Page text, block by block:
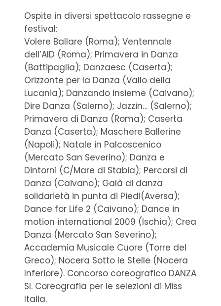
Ospite in diversi spettacolo rassegne e
festival:
Volere Ballare (Roma); Ventennale
dell’AID (Roma); Primavera in Danza
(Battipaglia); Danzaesc (Caserta);
Orizzonte per la Danza (Vallo della
Lucania); Danzando insieme (Caivano);
Dire Danza (Salerno); Jazzin… (Salerno);
Primavera di Danza (Roma); Caserta
Danza (Caserta); Maschere Ballerine
(Napoli); Natale in Palcoscenico
(Mercato San Severino); Danza e
Dintorni (C/Mare di Stabia); Percorsi di
Danza (Caivano); Galà di danza
solidarietà in punta di Piedi(Aversa);
Dance for Life 2 (Caivano); Dance in
motion international 2009 (Ischia); Crea
Danza (Mercato San Severino);
Accademia Musicale Cuore (Torre del
Greco); Nocera Sotto le Stelle (Nocera
Inferiore). Concorso coreografico DANZA
SI. Coreografia per le selezioni di Miss
Italia.